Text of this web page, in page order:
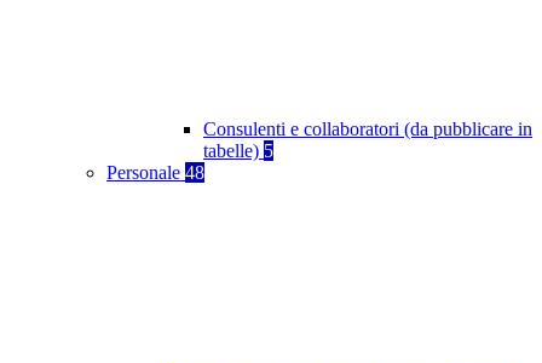
Consulenti e collaboratori (da pubblicare in
tabelle) 5
Personale 48